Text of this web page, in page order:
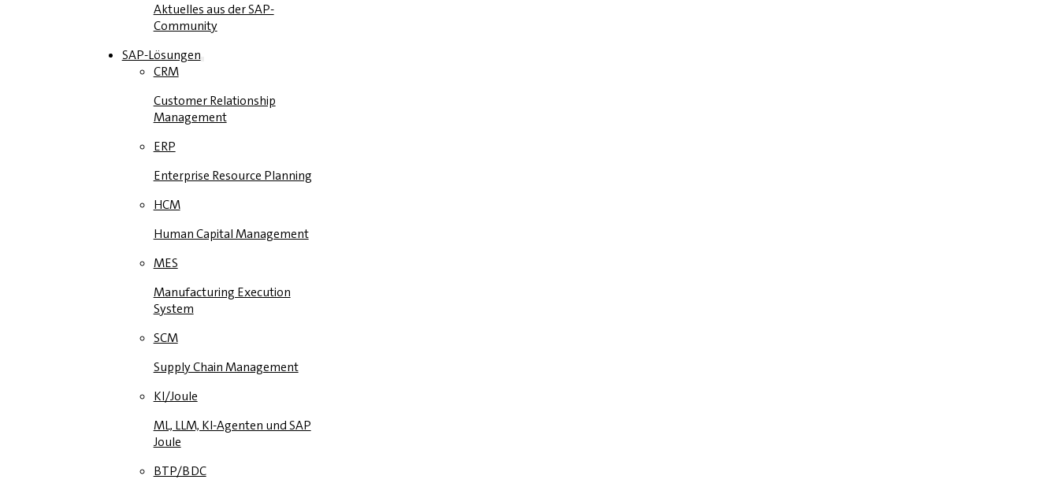
Aktuelles aus der SAP-
Community
SAP-Lösungen
CRM
Customer Relationship
Management
ERP
Enterprise Resource Planning
HCM
Human Capital Management
MES
Manufacturing Execution
System
SCM
Supply Chain Management
KI/Joule
ML, LLM, KI-Agenten und SAP
Joule
BTP/BDC